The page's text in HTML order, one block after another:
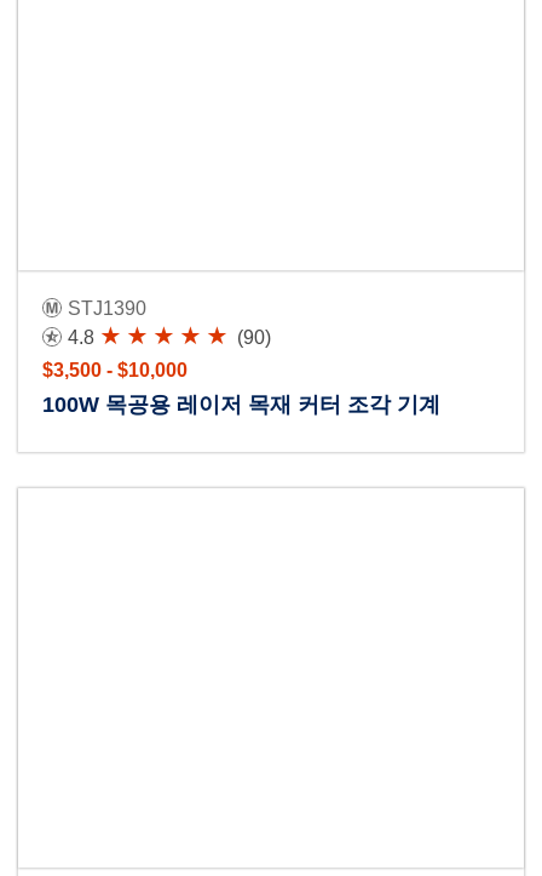
STJ1390
4.8
(90)
$3,500 - $10,000
100W 목공용 레이저 목재 커터 조각 기계